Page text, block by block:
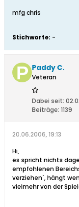
mfg chris
Stichworte: -
Paddy C.
Veteran
Dabei seit:
Beiträge: 1139
20.06.2006, 19:13
Hi,
es spricht nichts
empfohlenen
verziehen´, hängt
vielmehr von der